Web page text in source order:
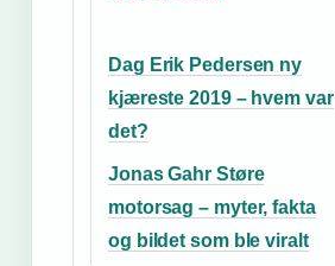
Dag Erik Pedersen ny
kjæreste 2019 – hvem var
det?
Jonas Gahr Støre
motorsag – myter, fakta
og bildet som ble viralt